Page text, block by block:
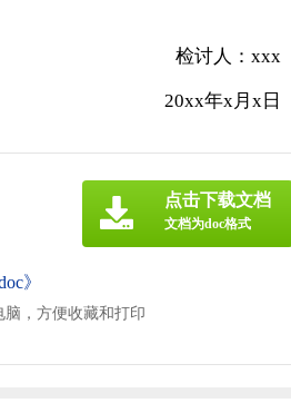
检讨人：xxx
20xx年x月x日
》
脑，方便收藏和打印
点击下载文档
文档为doc格式